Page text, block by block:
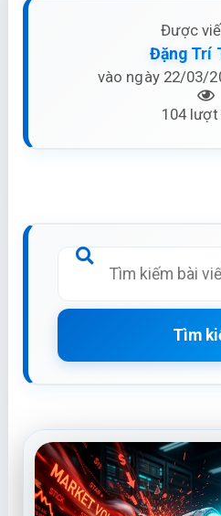
Được
Đặng Trí
vào ngày 22/03/
104 lượt
Tìm